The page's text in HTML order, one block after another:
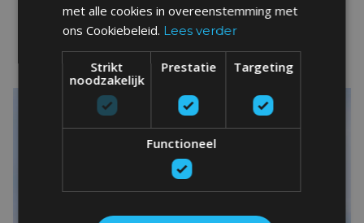
Watersporten
met alle cookies in overeenstemming met
ons Cookiebeleid. Lees verder
Strikt
noodzakelijk
Prestatie Targeting
Functioneel